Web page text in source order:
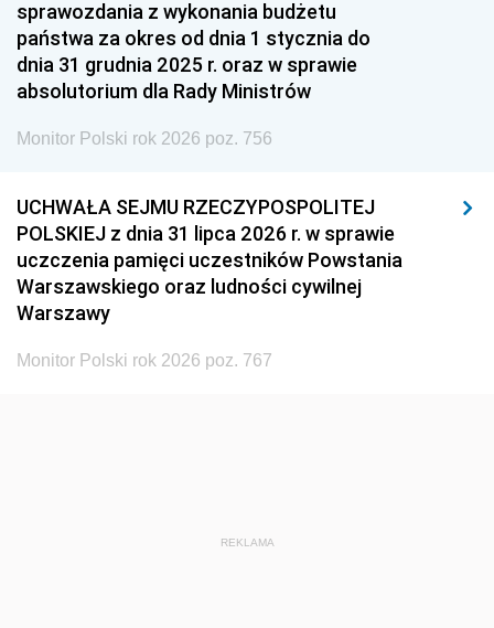
1951 1950
1948 1947 1946
1939 1938
sprawozdania z wykonania budżetu
państwa za okres od dnia 1 stycznia do
dnia 31 grudnia 2025 r. oraz w sprawie
absolutorium dla Rady Ministrów
Monitor Polski rok 2026 poz. 756
UCHWAŁA SEJMU RZECZYPOSPOLITEJ
POLSKIEJ z dnia 31 lipca 2026 r. w sprawie
uczczenia pamięci uczestników Powstania
Warszawskiego oraz ludności cywilnej
Warszawy
Monitor Polski rok 2026 poz. 767
REKLAMA